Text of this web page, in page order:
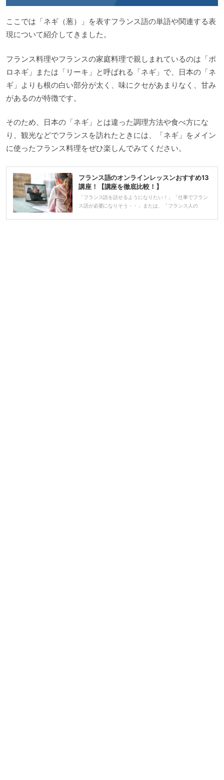
ここでは「ネギ（葱）」を表すフランス語の単語や関連する表
現について紹介してきました。
フランス料理やフランスの家庭料理で親しまれているのは「ポ
ロネギ」または「リーキ」と呼ばれる「ネギ」で、日本の「ネ
ギ」よりも根の白い部分が太く、味にクセがあまりなく、甘み
があるのが特徴です。
そのため、日本の「ネギ」とは違った調理方法や食べ方にな
り、観光などでフランスを訪れたときには、「ネギ」をメイン
に使ったフランス料理をぜひ楽しんでみてください。
フランス語のオンラインレッスンおすすめ13
講座！【講座を徹底比較！】
「フランス語を話せるようになりたい！」「仕事でフラン
ス語が必要になりそう・・」または、「フランス人の